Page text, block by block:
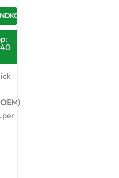
OEM)
per